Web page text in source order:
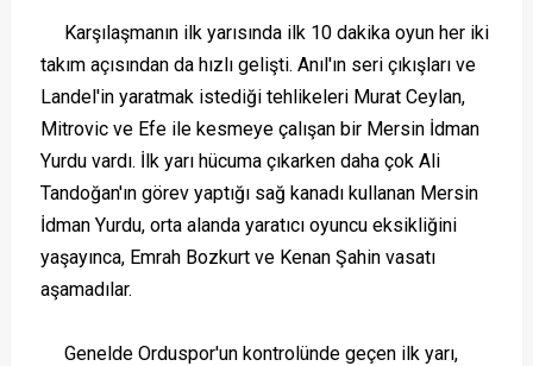
Karşılaşmanın ilk yarısında ilk 10 dakika oyun her iki
takım açısından da hızlı gelişti. Anıl'ın seri çıkışları ve
Landel'in yaratmak istediği tehlikeleri Murat Ceylan,
Mitrovic ve Efe ile kesmeye çalışan bir Mersin İdman
Yurdu vardı. İlk yarı hücuma çıkarken daha çok Ali
Tandoğan'ın görev yaptığı sağ kanadı kullanan Mersin
İdman Yurdu, orta alanda yaratıcı oyuncu eksikliğini
yaşayınca, Emrah Bozkurt ve Kenan Şahin vasatı
aşamadılar.
Genelde Orduspor'un kontrolünde geçen ilk yarı,